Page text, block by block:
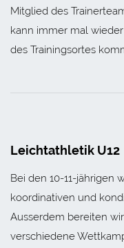
Mitglied des
kann immer mal
des Trainingsortes
Leichtathletik U12
Bei den 10-11-jährigen
koordinativen und
Ausserdem bereiten
verschiedene